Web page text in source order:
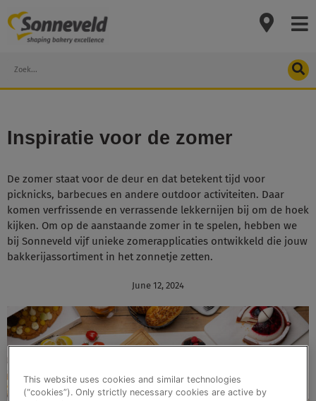
to
content
Search
Inspiratie voor de zomer
De zomer staat voor de deur en dat betekent tijd voor
picknicks, barbecues en andere outdoor activiteiten. Daar
komen verfrissende en verrassende lekkernijen bij om de hoek
kijken. Om op de aanstaande zomer in te spelen, hebben we
bij Sonneveld vijf unieke zomerapplicaties ontwikkeld die jouw
bakkerijassortiment in het zonnetje zetten.
June 12, 2024
This website uses cookies and similar technologies
(“cookies”). Only strictly necessary cookies are active by